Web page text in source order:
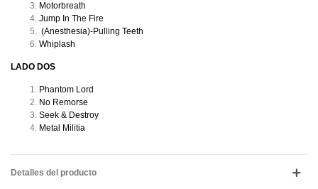
Motorbreath
Jump In The Fire
(Anesthesia)-Pulling Teeth
Whiplash
LADO DOS
Phantom Lord
No Remorse
Seek & Destroy
Metal Militia
Detalles del producto